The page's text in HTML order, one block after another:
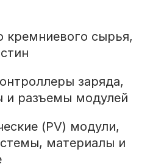
кремниевого сырья,
заряда,
и разъемы модулей
(PV) модули,
материалы и